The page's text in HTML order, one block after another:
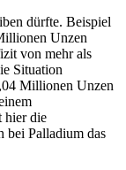
dürfte. Beispiel
Unzen
von mehr als
Situation
Millionen Unzen
hier die
bei Palladium das